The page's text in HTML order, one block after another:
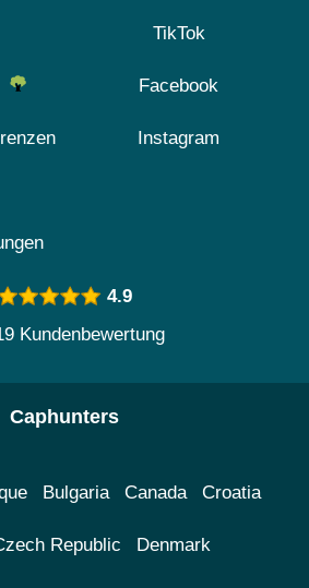
TikTok
Facebook
Instagram
4.9
Kundenbewertung
Caphunters
Bulgaria Canada Croatia
Republic Denmark